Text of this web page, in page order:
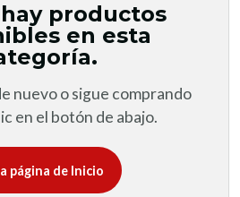
productos
en esta
nuevo o sigue comprando
en el botón de abajo.
página de Inicio